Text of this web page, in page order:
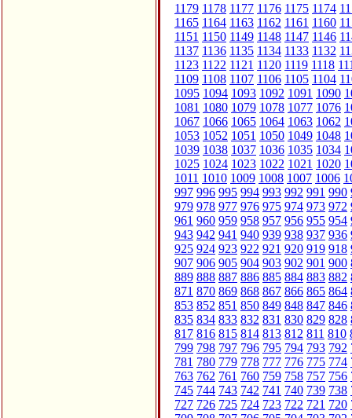
1179 1178 1177 1176 1175 1174
1165 1164 1163 1162 1161 1160
1151 1150 1149 1148 1147 1146
1137 1136 1135 1134 1133 1132
1123 1122 1121 1120 1119 1118
1109 1108 1107 1106 1105 1104
1095 1094 1093 1092 1091 1090
1081 1080 1079 1078 1077 1076
1067 1066 1065 1064 1063 1062
1053 1052 1051 1050 1049 1048
1039 1038 1037 1036 1035 1034
1025 1024 1023 1022 1021 1020
1011 1010 1009 1008 1007 1006
997 996 995 994 993 992 991 990
979 978 977 976 975 974 973 972
961 960 959 958 957 956 955 954
943 942 941 940 939 938 937 936
925 924 923 922 921 920 919 918
907 906 905 904 903 902 901 900
889 888 887 886 885 884 883 882
871 870 869 868 867 866 865 864
853 852 851 850 849 848 847 846
835 834 833 832 831 830 829 828
817 816 815 814 813 812 811 810
799 798 797 796 795 794 793 792
781 780 779 778 777 776 775 774
763 762 761 760 759 758 757 756
745 744 743 742 741 740 739 738
727 726 725 724 723 722 721 720